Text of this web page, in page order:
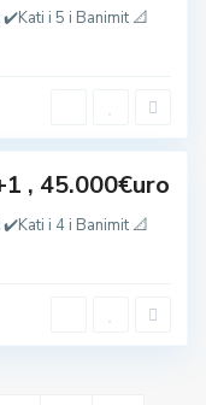
i 5 i Banimit 📐
, 45.000€uro
i 4 i Banimit 📐